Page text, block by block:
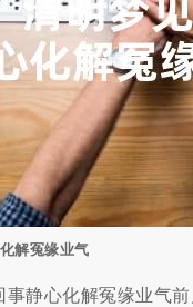
解冤缘业气
静心化解冤缘业气